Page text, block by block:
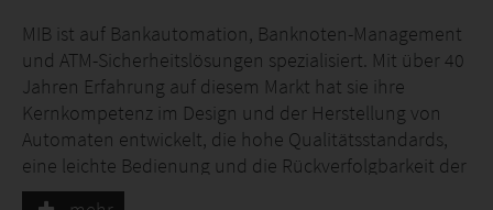
Um die Einführung von explosiven Stoffen in den Safe
des Geldautomaten zu verhindern, bietet MIB
verschiedene Produkte und Lösungen an:
SID – Security Interlock Device
MIB ist auf Bankautomation, Banknoten-Management
und ATM-Sicherheitslösungen spezialisiert. Mit über 40
Jahren Erfahrung auf diesem Markt hat sie ihre
Kernkompetenz im Design und der Herstellung von
Automaten entwickelt, die hohe Qualitätsstandards,
eine leichte Bedienung und die Rückverfolgbarkeit der
Bauteile bieten.